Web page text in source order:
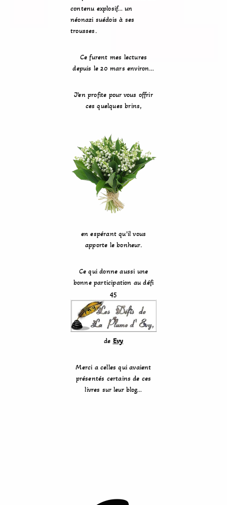
contenu explosif… un
néonazi suédois à ses
trousses.
Ce furent mes lectures
depuis le 20 mars environ…
J’en profite pour vous offrir
ces quelques brins,
en espérant qu’il vous
apporte le bonheur.
Ce qui donne aussi une
bonne participation au défi
45
de Evy
Merci a celles qui avaient
présentés certains de ces
livres sur leur blog…